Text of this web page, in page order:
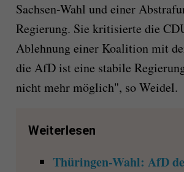
Sachsen-Wahl und einer
Regierung. Sie kritisierte die
Ablehnung einer Koalition mit
die AfD ist eine stabile
nicht mehr möglich", so Weidel.
Weiterlesen
Thüringen-Wahl: AfD